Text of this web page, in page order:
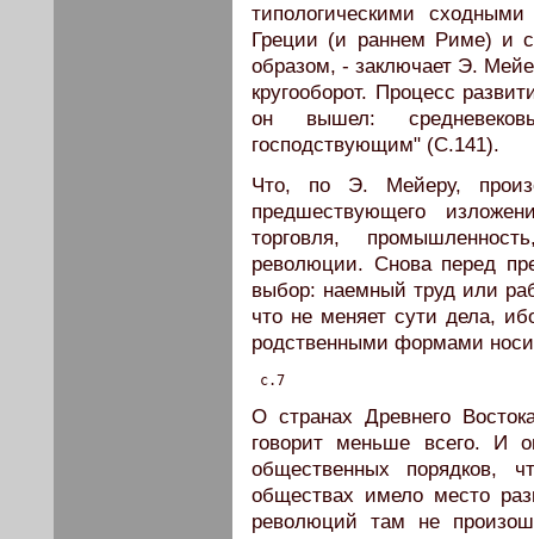
типологическими
Греции (и раннем Риме) и
образом, - заключает Э.
кругооборот. Процесс
он вышел:
господствующим" (С.141).
Что, по Э. Мейеру,
предшествующего
торговля,
революции. Снова перед
выбор: наемный труд или
что не меняет сути дела,
родственными формами
c.7
О странах Древнего
говорит меньше всего. И
общественных порядков,
обществах имело место
революций там не